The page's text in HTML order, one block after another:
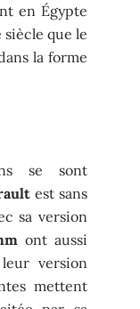
en Égypte
siècle que le
la forme
se sont
est sans
sa version
ont aussi
version
mettent